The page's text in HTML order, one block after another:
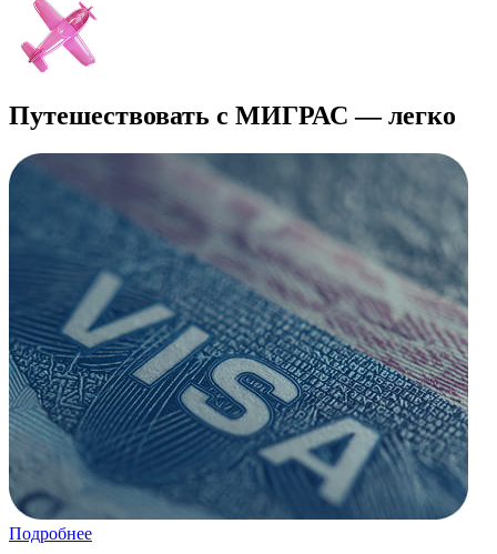
Путешествовать с МИГРАС — легко
Подробнее